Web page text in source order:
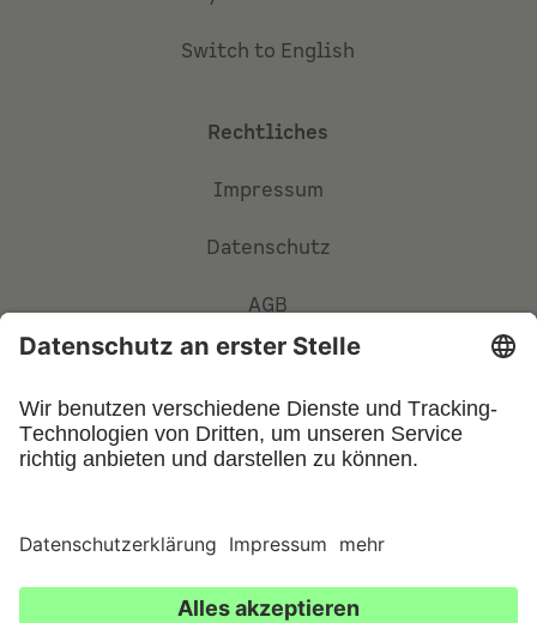
Switch to English
Rechtliches
Impressum
Datenschutz
AGB
Privatsphäre-Einstellungen
©2026UFIN Technology GmbH